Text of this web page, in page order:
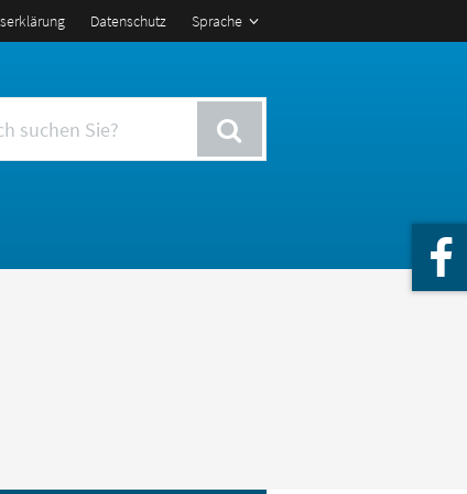
Sprache
Datenschutz